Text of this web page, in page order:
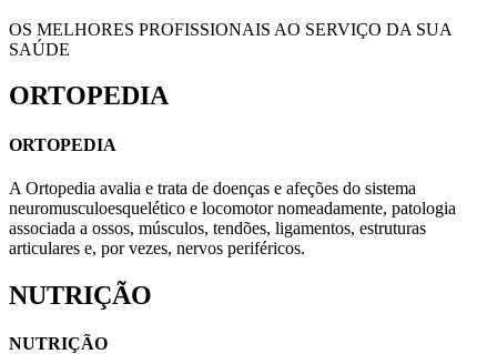
OS MELHORES PROFISSIONAIS AO SERVIÇO DA SUA
SAÚDE
ORTOPEDIA
ORTOPEDIA
A Ortopedia avalia e trata de doenças e afeções do sistema
neuromusculoesquelético e locomotor nomeadamente, patologia
associada a ossos, músculos, tendões, ligamentos, estruturas
articulares e, por vezes, nervos periféricos.
NUTRIÇÃO
NUTRIÇÃO